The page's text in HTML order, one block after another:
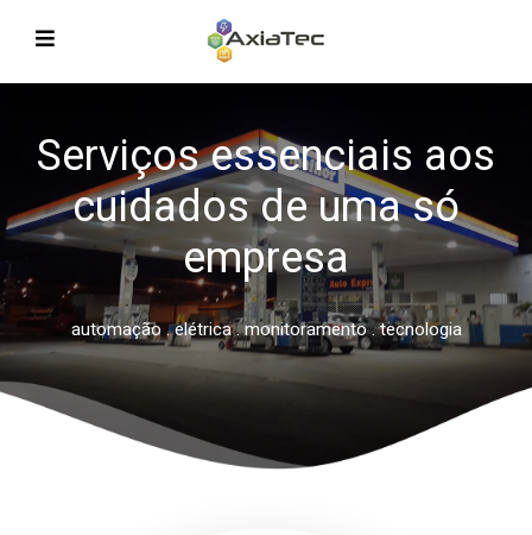
Serviços essenciais aos
cuidados de uma só
empresa
automação . elétrica . monitoramento . tecnologia